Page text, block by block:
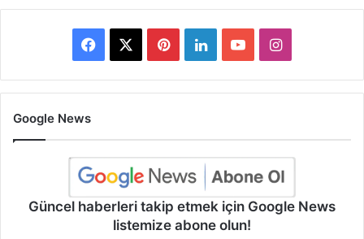
Facebook PinterestLinkedInYouTubeInstagram
Google News
Güncel haberleri takip etmek için Google News
listemize abone olun!